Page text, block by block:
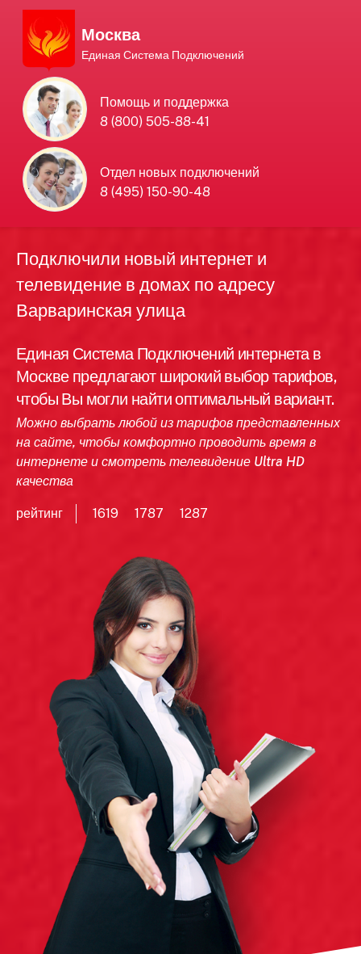
Москва
Единая Система Подключений
Помощь и поддержка
8 (800) 505-88-41
Отдел новых подключений
8 (495) 150-90-48
Единая Система
Подключений
нового интернета и
телевидения в Москве
Подключили новый интернет и
телевидение в домах по адресу
Варваринская улица
Единая Система Подключений интернета в
Москве предлагают широкий выбор тарифов,
чтобы Вы могли найти оптимальный вариант.
Можно выбрать любой из тарифов представленных
на сайте, чтобы комфортно проводить время в
интернете и смотреть телевидение Ultra HD
качества
рейтинг 1619 1787 1287